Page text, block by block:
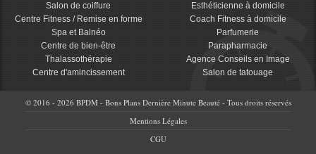
Salon de coiffure
Centre Fitness / Remise en forme
Spa et Balnéo
Centre de bien-être
Thalassothérapie
Centre d'amincissement
Esthéticienne à domicile
Coach Fitness à domicile
Parfumerie
Parapharmacie
Agence Conseils en Image
Salon de tatouage
© 2016 - 2026 BPDM - Bons Plans Dernière Minute Beauté - Tous droits réservés
Mentions Légales
CGU